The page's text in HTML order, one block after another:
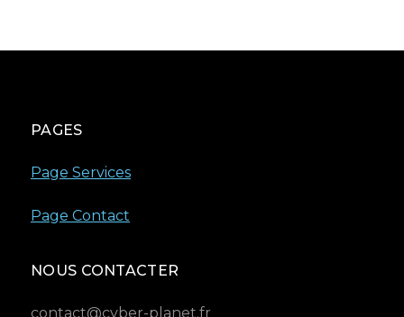
PAGES
Page Services
Page Contact
NOUS CONTACTER
contact@cyber-planet.fr